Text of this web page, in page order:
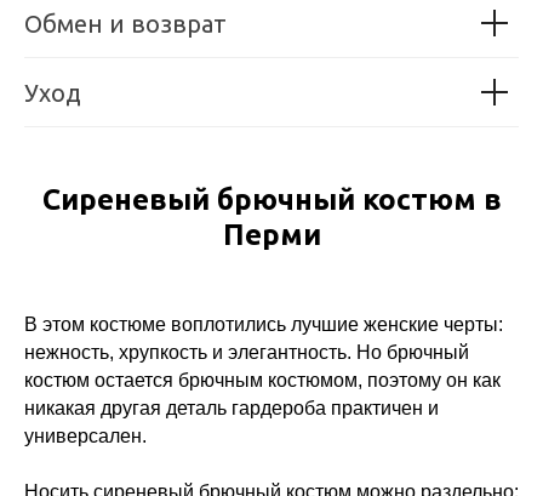
Обмен и возврат
Уход
Сиреневый брючный костюм в
Перми
В этом костюме воплотились лучшие женские черты:
нежность, хрупкость и элегантность. Но брючный
костюм остается брючным костюмом, поэтому он как
никакая другая деталь гардероба практичен и
универсален.
Носить сиреневый брючный костюм можно раздельно: